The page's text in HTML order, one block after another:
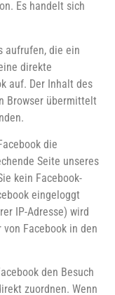
Es handelt sich
aufrufen, die ein
direkte
auf. Der Inhalt des
Browser übermittelt
die
Seite unseres
kein Facebook-
eingeloggt
IP-Adresse) wird
Facebook in den
den Besuch
zuordnen. Wenn